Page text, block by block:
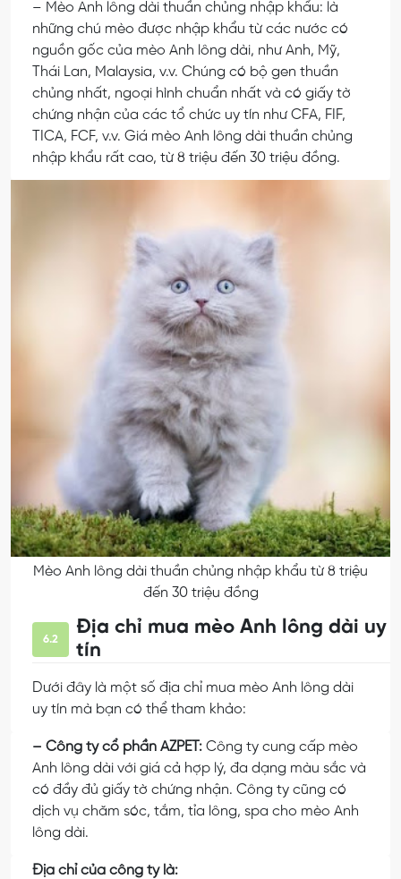
– Mèo Anh lông dài thuần chủng nhập khẩu: là
những chú mèo được nhập khẩu từ các nước có
nguồn gốc của mèo Anh lông dài, như Anh, Mỹ,
Thái Lan, Malaysia, v.v. Chúng có bộ gen thuần
chủng nhất, ngoại hình chuẩn nhất và có giấy tờ
chứng nhận của các tổ chức uy tín như CFA, FIF,
TICA, FCF, v.v. Giá mèo Anh lông dài thuần chủng
nhập khẩu rất cao, từ 8 triệu đến 30 triệu đồng.
Mèo Anh lông dài thuần chủng nhập khẩu từ 8 triệu
đến 30 triệu đồng
6.2
Địa chỉ mua mèo Anh lông dài uy
tín
Dưới đây là một số địa chỉ mua mèo Anh lông dài
uy tín mà bạn có thể tham khảo:
– Công ty cổ phần AZPET: Công ty cung cấp mèo
Anh lông dài với giá cả hợp lý, đa dạng màu sắc và
có đầy đủ giấy tờ chứng nhận. Công ty cũng có
dịch vụ chăm sóc, tắm, tỉa lông, spa cho mèo Anh
lông dài.
Địa chỉ của công ty là: